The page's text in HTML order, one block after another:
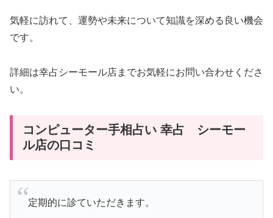
気軽に訪れて、運勢や未来について知識を深める良い機会
です。
詳細は幸占シーモール店までお気軽にお問い合わせくださ
い。
コンピューター手相占い 幸占 シーモー
ル店の口コミ
定期的に診ていただきます。